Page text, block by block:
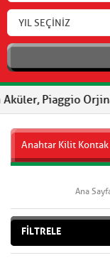
YIL SEÇİNİZ
Orjinal Yedek
Anahtar Kilit
Ana
FİLTRELE